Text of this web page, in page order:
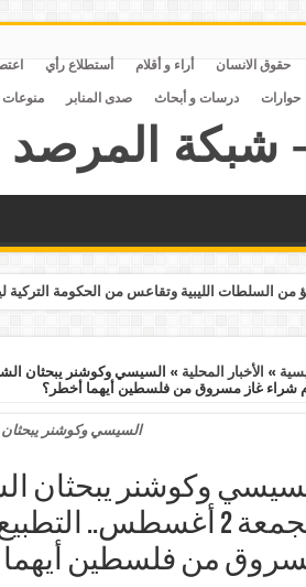
حقوق الانسان أراء و أقلام أستطلاع رأي
حوارات درسات و أبحاث صدى المنابر منوعات
السلطات الليبية وتقاعس من الحكومة التركية
» الأخبار المحلية »
شراء غاز مسروق من فلسطين أيهما أخطر؟
السيسي وكوشنر
وكوشنر يبحثان
الجمعة 2 أغسطس..
من فلسطين